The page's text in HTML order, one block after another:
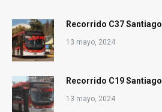
Recorrido C37 Santiago
13 mayo, 2024
Recorrido C19 Santiago
13 mayo, 2024